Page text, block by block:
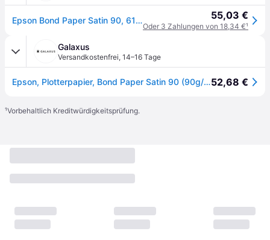
Epson Bond Paper Satin 90, 610mm x 50m, Satin, 90 g/m², Weiß, Paper, - SureColor SC-T7200D-PS - SureColor SC-T7200D - SureColor SC-T7200-PS - SureColor SC-T7200 -..., 61 cm 55,03 €
Oder 3 Zahlungen von 18,34 €¹
Galaxus
Versandkostenfrei, 14–16 Tage
Epson, Plotterpapier, Bond Paper Satin 90 (90g/m², 5000cm, 61cm)52,68 €
¹Vorbehaltlich Kreditwürdigkeitsprüfung.